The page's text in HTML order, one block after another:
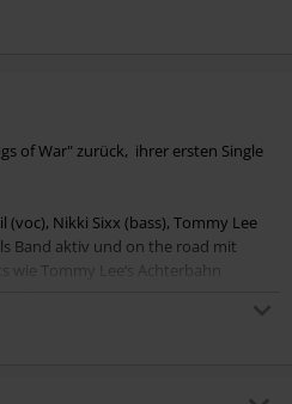
of War" zurück, ihrer ersten Single
(voc), Nikki Sixx (bass), Tommy Lee
Band aktiv und on the road mit
Tommy Lee‘s Achterbahn